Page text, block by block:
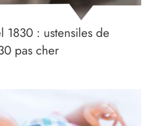
1830 : ustensiles de
pas cher